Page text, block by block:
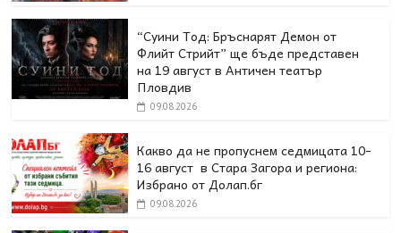
“Суини Тод: Бръснарят Демон от
Флийт Стрийт” ще бъде представен
на 19 август в Античен театър
Пловдив
09.08.2026
Какво да не пропуснем седмицата 10-
16 август в Стара Загора и региона:
Избрано от Долап.бг
09.08.2026